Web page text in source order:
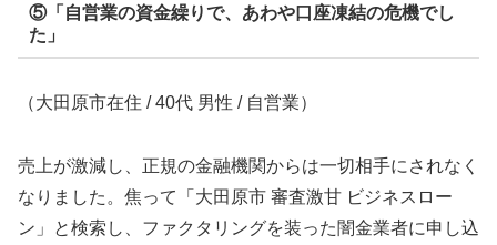
⑤「自営業の資金繰りで、あわや口座凍結の危機でし
た」
（大田原市在住 / 40代 男性 / 自営業）
売上が激減し、正規の金融機関からは一切相手にされなく
なりました。焦って「大田原市 審査激甘 ビジネスロー
ン」と検索し、ファクタリングを装った闇金業者に申し込